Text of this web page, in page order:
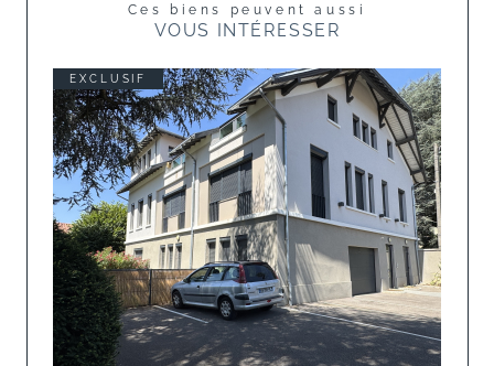
Ces biens peuvent aussi
VOUS INTÉRESSER
EXCLUSIF